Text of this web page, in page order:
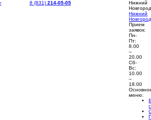
8 (831) 214-05-05
Нижний
Нижний
Прием
заявок:
Пн-
Пт:
8.00
–
20.00
Сб-
Вс:
10.00
–
18.00
меню: